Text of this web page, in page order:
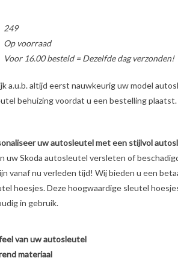
249
Op voorraad
Voor 16.00 besteld = Dezelfde dag verzonden!
a.u.b. altijd eerst nauwkeurig uw model
behuizing voordat u een bestelling plaatst.
uw autosleutel met een stijlvol
uw Skoda autosleutel versleten of
vanaf nu verleden tijd! Wij bieden u een
hoesjes. Deze hoogwaardige sleutel
in gebruik.
van uw autosleutel
materiaal